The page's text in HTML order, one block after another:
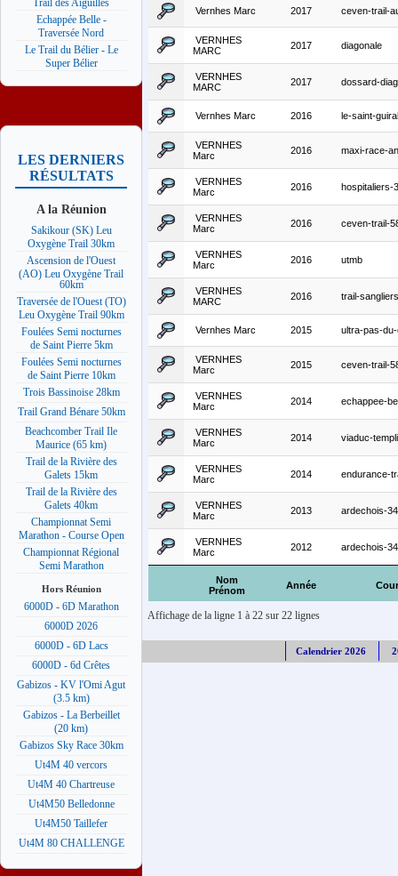
Echappée Belle -
Traversée Nord
Le Trail du Bélier - Le
Super Bélier
LES DERNIERS
RÉSULTATS
A la Réunion
Sakikour (SK) Leu
Oxygène Trail 30km
Ascension de l'Ouest
(AO) Leu Oxygène Trail
60km
Traversée de l'Ouest (TO)
Leu Oxygène Trail 90km
Foulées Semi nocturnes
de Saint Pierre 5km
Foulées Semi nocturnes
de Saint Pierre 10km
Trois Bassinoise 28km
Trail Grand Bénare 50km
Beachcomber Trail Ile
Maurice (65 km)
Trail de la Rivière des
Galets 15km
Trail de la Rivière des
Galets 40km
Championnat Semi
Marathon - Course Open
Championnat Régional
Semi Marathon
Hors Réunion
6000D - 6D Marathon
6000D 2026
6000D - 6D Lacs
6000D - 6d Crêtes
Gabizos - KV l'Omi Agut
(3.5 km)
Gabizos - La Berbeillet
(20 km)
Gabizos Sky Race 30km
Ut4M 40 vercors
Ut4M 40 Chartreuse
Ut4M50 Belledonne
Ut4M50 Taillefer
Ut4M 80 CHALLENGE
Nom
Prénom
Année
Vernhes Marc 2017 ceven-trail-
VERNHES
MARC
2017 diagonale
VERNHES
MARC
2017 dossard-
Vernhes Marc 2016 le-saint-guiral
VERNHES
Marc
2016 maxi-race-
VERNHES
Marc
2016 hospitaliers-
VERNHES
Marc
2016 ceven-trail-
VERNHES
Marc
2016 utmb
VERNHES
MARC
2016 trail-sangliers
Vernhes Marc 2015 ultra-pas-
VERNHES
Marc
2015 ceven-trail-
VERNHES
Marc
2014 echappee-
VERNHES
Marc
2014 viaduc-
VERNHES
Marc
2014 endurance-
VERNHES
Marc
2013 ardechois-
VERNHES
Marc
2012 ardechois-
Affichage de la ligne 1 à 22 sur 22 lignes
Calendrier 2026